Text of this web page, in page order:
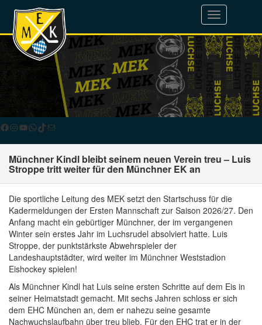
Toggle
navigation
Facebook
Instagram
YouTube
WhatsApp
TikTok
E-Mail
Münchner Kindl bleibt seinem neuen Verein treu – Luis
Stroppe tritt weiter für den Münchner EK an
Die sportliche Leitung des MEK setzt den Startschuss für die
Kadermeldungen der Ersten Mannschaft zur Saison 2026/27. Den
Anfang macht ein gebürtiger Münchner, der im vergangenen
Winter sein erstes Jahr im Luchsrudel absolviert hatte. Luis
Stroppe, der punktstärkste Abwehrspieler der
Landeshauptstädter, wird weiter im Münchner Weststadion
Eishockey spielen!
Als Münchner Kindl hat Luis seine ersten Schritte auf dem Eis in
seiner Heimatstadt gemacht. Mit sechs Jahren schloss er sich
dem EHC München an, dem er nahezu seine gesamte
Nachwuchslaufbahn über treu blieb. Für den EHC trat er in der